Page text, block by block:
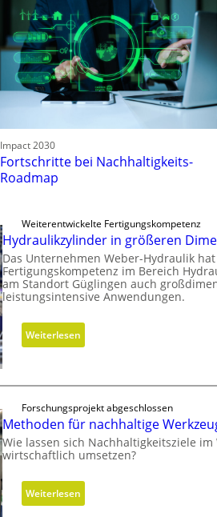
Impact 2030
Fortschritte bei Nachhaltigkeits-
Roadmap
Weiterentwickelte Fertigungskompetenz
Hydraulikzylinder in größeren
Das Unternehmen Weber-Hydraulik
Fertigungskompetenz im Bereich
am Standort Güglingen auch
leistungsintensive Anwendungen.
Weiterlesen
H
d
l
k
z
Forschungsprojekt abgeschlossen
Methoden für nachhaltige
Wie lassen sich Nachhaltigkeitsziele
wirtschaftlich umsetzen?
Weiterlesen
M